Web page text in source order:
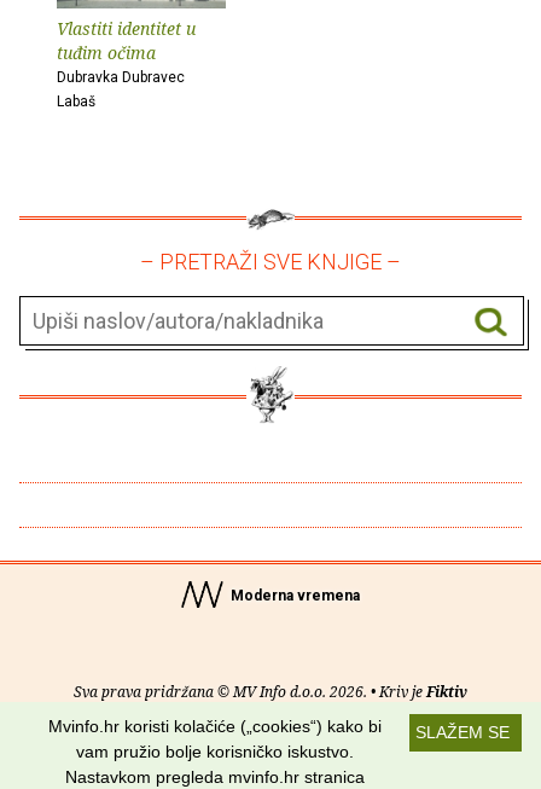
Vlastiti identitet u
tuđim očima
Dubravka Dubravec
Labaš
– PRETRAŽI SVE KNJIGE –
Moderna vremena
Sva prava pridržana © MV Info d.o.o. 2026. • Kriv jeFiktiv
Uvjeti korištenja RSS kanali
Potraži nas na:
SLAŽEM SE
Mvinfo.hr koristi kolačiće („cookies“) kako bi
vam pružio bolje korisničko iskustvo.
Nastavkom pregleda mvinfo.hr stranica